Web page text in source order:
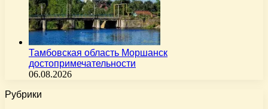
Тамбовская область Моршанск
достопримечательности
06.08.2026
Рубрики